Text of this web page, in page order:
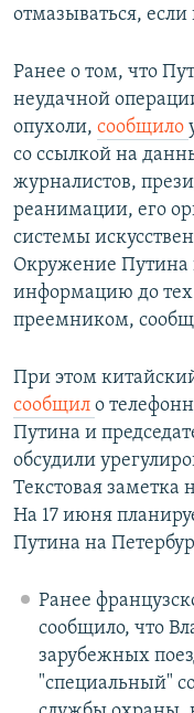
отмазываться, если
Ранее о том, что
неудачной
опухоли, сообщило
со ссылкой на
журналистов,
реанимации, его
системы
Окружение Путина
информацию до тех
преемником,
При этом
сообщил о
Путина и
обсудили
Текстовая заметка
На 17 июня
Путина на
Ранее
сообщило, что
зарубежных
"специальный"